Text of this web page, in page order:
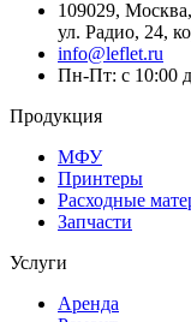
109029, Москва,
ул. Радио, 24,
info@leflet.ru
Пн-Пт: с 10:00
Продукция
МФУ
Принтеры
Расходные
Запчасти
Услуги
Аренда